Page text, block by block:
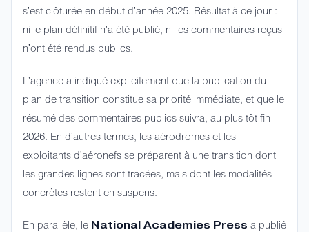
s'est clôturée en début d'année 2025. Résultat à ce jour :
ni le plan définitif n'a été publié, ni les commentaires reçus
n'ont été rendus publics.
L'agence a indiqué explicitement que la publication du
plan de transition constitue sa priorité immédiate, et que le
résumé des commentaires publics suivra, au plus tôt fin
2026. En d'autres termes, les aérodromes et les
exploitants d'aéronefs se préparent à une transition dont
les grandes lignes sont tracées, mais dont les modalités
concrètes restent en suspens.
En parallèle, le National Academies Press a publié